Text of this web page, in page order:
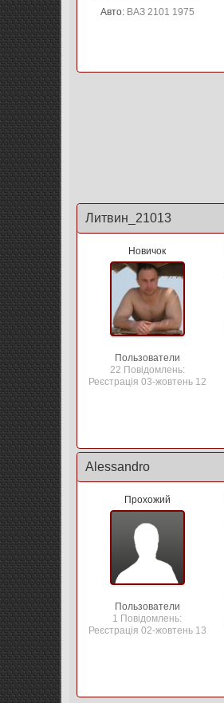
Авто: ВАЗ 2101 1975
Литвин_21013
Новичок
Пользователи
22 Повідомлень:
Реєстрація 03-жовтень 12
Alessandro
Прохожий
Пользователи
1 Повідомлень:
Реєстрація 02-жовтень 13